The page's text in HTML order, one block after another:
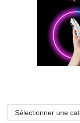
Catégories